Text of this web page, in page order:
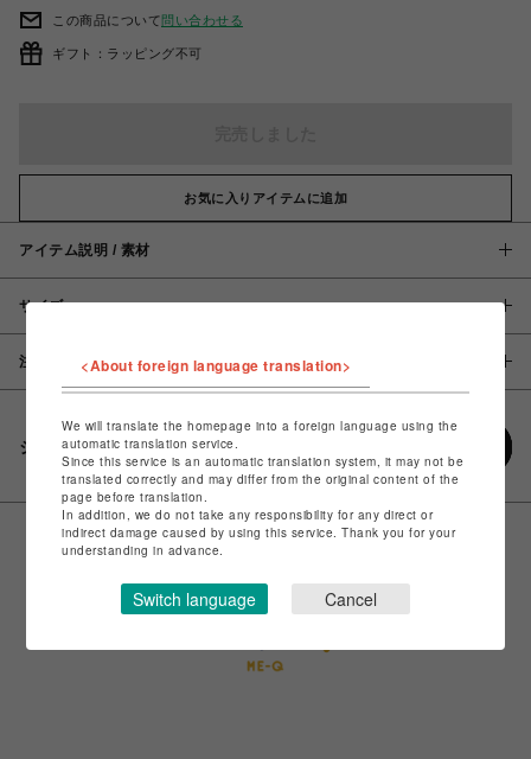
この商品について問い合わせる
ギフト：ラッピング不可
お気に入りアイテムに追加
アイテム説明 / 素材
サイズ
注意事項
シェアする
<About foreign language translation>
We will translate the homepage into a foreign language using the
automatic translation service.
Since this service is an automatic translation system, it may not be
translated correctly and may differ from the original content of the
page before translation.
In addition, we do not take any responsibility for any direct or
indirect damage caused by using this service. Thank you for your
understanding in advance.
Switch language Cancel